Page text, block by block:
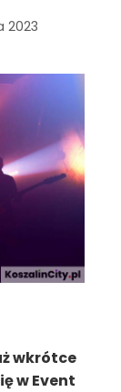
2023
wkrótce
w Event